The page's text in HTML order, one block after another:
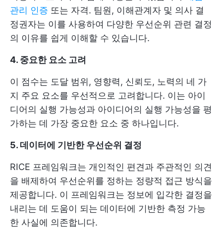
관리 인증 또는 자격. 팀원, 이해관계자 및 의사 결
정권자는 이를 사용하여 다양한 우선순위 관련 결정
의 이유를 쉽게 이해할 수 있습니다.
4. 중요한 요소 고려
이 점수는 도달 범위, 영향력, 신뢰도, 노력의 네 가
지 주요 요소를 우선적으로 고려합니다. 이는 아이
디어의 실행 가능성과 아이디어의 실행 가능성을 평
가하는 데 가장 중요한 요소 중 하나입니다.
5. 데이터에 기반한 우선순위 결정
RICE 프레임워크는 개인적인 편견과 주관적인 의견
을 배제하여 우선순위를 정하는 정량적 접근 방식을
제공합니다. 이 프레임워크는 정보에 입각한 결정을
내리는 데 도움이 되는 데이터에 기반한 측정 가능
한 사실에 의존합니다.